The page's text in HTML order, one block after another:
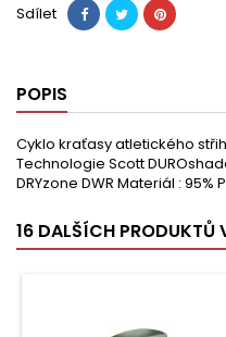
Sdílet
POPIS
Cyklo kraťasy atletického
Technologie Scott
DRYzone DWR Materiál :
16 DALŠÍCH PRODUKTŮ